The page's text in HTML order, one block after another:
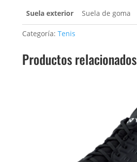
Suela exterior Suela de goma
Categoría: Tenis
Productos relacionados